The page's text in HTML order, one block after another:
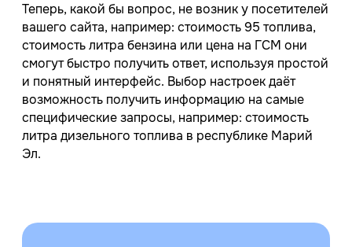
Теперь, какой бы вопрос, не возник у посетителей
вашего сайта, например: стоимость 95 топлива,
стоимость литра бензина или цена на ГСМ они
смогут быстро получить ответ, используя простой
и понятный интерфейс. Выбор настроек даёт
возможность получить информацию на самые
специфические запросы, например: стоимость
литра дизельного топлива в республике Марий
Эл.